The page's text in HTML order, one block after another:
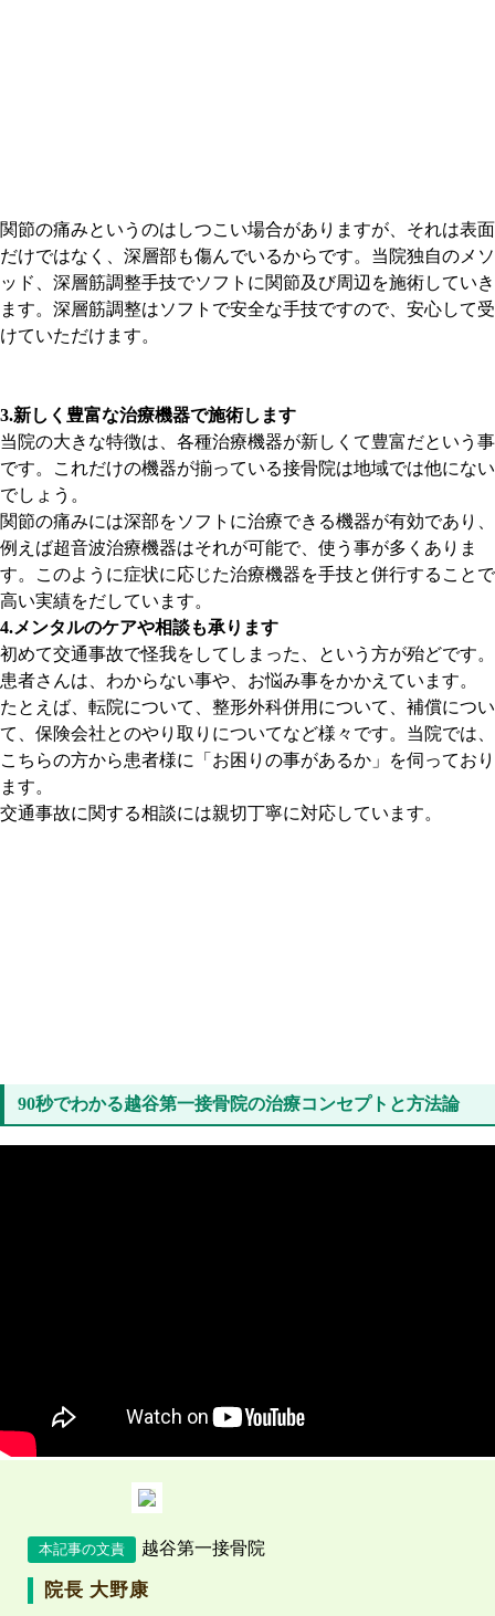
関節の痛みというのはしつこい場合がありますが、それは表面
だけではなく、深層部も傷んでいるからです。当院独自のメソ
ッド、深層筋調整手技でソフトに関節及び周辺を施術していき
ます。深層筋調整はソフトで安全な手技ですので、安心して受
けていただけます。
3.新しく豊富な治療機器で施術します
当院の大きな特徴は、各種治療機器が新しくて豊富だという事
です。これだけの機器が揃っている接骨院は地域では他にない
でしょう。
関節の痛みには深部をソフトに治療できる機器が有効であり、
例えば超音波治療機器はそれが可能で、使う事が多くありま
す。このように症状に応じた治療機器を手技と併行することで
高い実績をだしています。
4.メンタルのケアや相談も承ります
初めて交通事故で怪我をしてしまった、という方が殆どです。
患者さんは、わからない事や、お悩み事をかかえています。
たとえば、転院について、整形外科併用について、補償につい
て、保険会社とのやり取りについてなど様々です。当院では、
こちらの方から患者様に「お困りの事があるか」を伺っており
ます。
交通事故に関する相談には親切丁寧に対応しています。
90秒でわかる越谷第一接骨院の治療コンセプトと方法論
本記事の文責 越谷第一接骨院
院長 大野康